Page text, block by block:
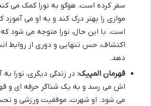
سفر کرده است. هوگو به نورا کمک می
موازی را بهتر درک کند و به او می آموزد
است. با این حال، نورا متوجه می شود
اکتشاف، حس تنهایی و دوری از روابط
دهد.
قهرمان المپیک: در زندگی دیگری، نورا
اش می رسد و به یک شناگر حرفه ای و
می شود. او شهرت، موفقیت ورزشی و